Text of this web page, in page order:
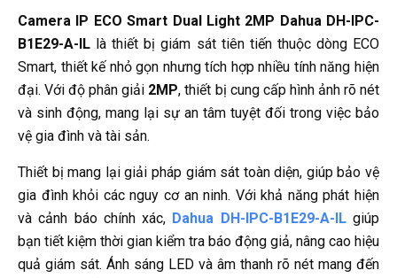
Camera IP ECO Smart Dual Light 2MP Dahua DH-IPC-
B1E29-A-IL là thiết bị giám sát tiên tiến thuộc dòng ECO
Smart, thiết kế nhỏ gọn nhưng tích hợp nhiều tính năng hiện
đại. Với độ phân giải 2MP, thiết bị cung cấp hình ảnh rõ nét
và sinh động, mang lại sự an tâm tuyệt đối trong việc bảo
vệ gia đình và tài sản.
Thiết bị mang lại giải pháp giám sát toàn diện, giúp bảo vệ
gia đình khỏi các nguy cơ an ninh. Với khả năng phát hiện
và cảnh báo chính xác, Dahua DH-IPC-B1E29-A-ILgiúp
bạn tiết kiệm thời gian kiểm tra báo động giả, nâng cao hiệu
quả giám sát. Ánh sáng LED và âm thanh rõ nét mang đến